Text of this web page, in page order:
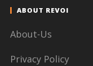
ABOUT REVOI
About-Us
Privacy Policy